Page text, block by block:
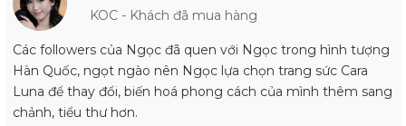
KOC - Khách đã mua hàng
Các followers của Ngọc đã quen với Ngọc trong hình tượng
Hàn Quốc, ngọt ngào nên Ngọc lựa chọn trang sức Cara
Luna để thay đổi, biến hoá phong cách của mình thêm sang
chảnh, tiểu thư hơn.